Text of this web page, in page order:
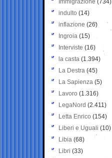
Immigrazione (734)
indulto (14)
inflazione (26)
Ingroia (15)
Interviste (16)
la casta (1.394)
La Destra (45)
La Sapienza (5)
Lavoro (1.316)
LegaNord (2.411)
Letta Enrico (154)
Liberi e Uguali (10)
Libia (68)
Libri (33)